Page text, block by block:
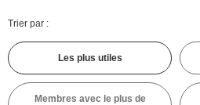
Trier par :
Les plus utiles
Membres avec le plus de